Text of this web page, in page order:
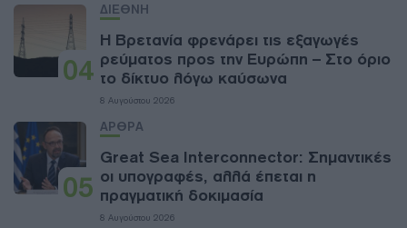
04
ΔΙΕΘΝΗ
Η Βρετανία φρενάρει τις εξαγωγές
ρεύματος προς την Ευρώπη – Στο όριο
το δίκτυο λόγω καύσωνα
8 Αυγούστου 2026
05
ΑΡΘΡΑ
Great Sea Interconnector: Σημαντικές
οι υπογραφές, αλλά έπεται η
πραγματική δοκιμασία
8 Αυγούστου 2026